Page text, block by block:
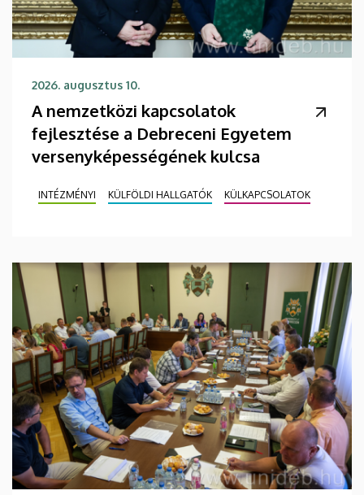
2026. augusztus 10.
A nemzetközi kapcsolatok
fejlesztése a Debreceni Egyetem
versenyképességének kulcsa
INTÉZMÉNYI KÜLFÖLDI HALLGATÓK KÜLKAPCSOLATOK